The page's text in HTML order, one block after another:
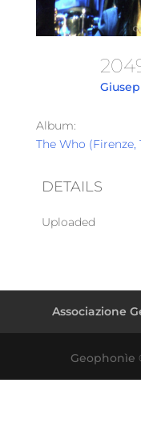
Album:
The Who (Firenze,
DETAILS
Uploaded
Associazione
Geophonìe